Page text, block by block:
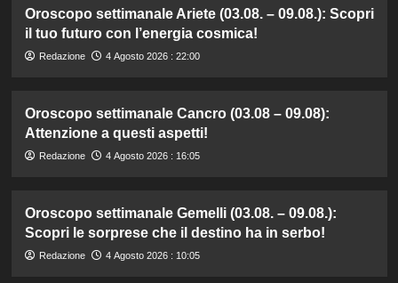
Oroscopo settimanale Ariete (03.08. – 09.08.): Scopri
il tuo futuro con l’energia cosmica!
Redazione 4 Agosto 2026 : 22:00
Oroscopo settimanale Cancro (03.08 – 09.08):
Attenzione a questi aspetti!
Redazione 4 Agosto 2026 : 16:05
Oroscopo settimanale Gemelli (03.08. – 09.08.):
Scopri le sorprese che il destino ha in serbo!
Redazione 4 Agosto 2026 : 10:05